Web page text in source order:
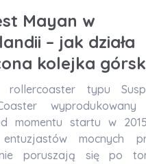
Mayan w
– jak działa
kolejka
typu
wyprodukowany
momentu startu w
mocnych
poruszają się po